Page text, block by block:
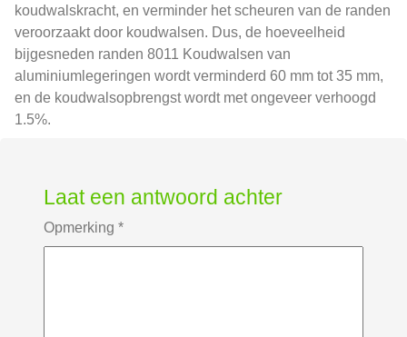
koudwalskracht, en verminder het scheuren van de randen
veroorzaakt door koudwalsen. Dus, de hoeveelheid
bijgesneden randen 8011 Koudwalsen van
aluminiumlegeringen wordt verminderd 60 mm tot 35 mm,
en de koudwalsopbrengst wordt met ongeveer verhoogd
1.5%.
Laat een antwoord achter
Opmerking *